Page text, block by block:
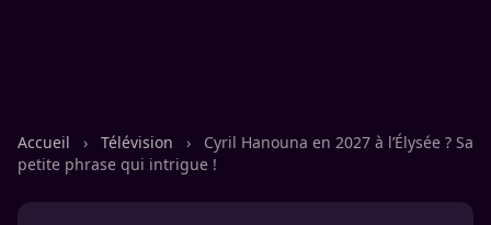
Accueil › Télévision ›
Cyril Hanouna en 2027 à l’Élysée ? Sa
petite phrase qui intrigue !